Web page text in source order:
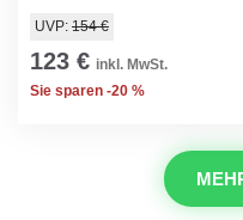
UVP: 154 €
123 € inkl. MwSt.
Sie sparen -20 %